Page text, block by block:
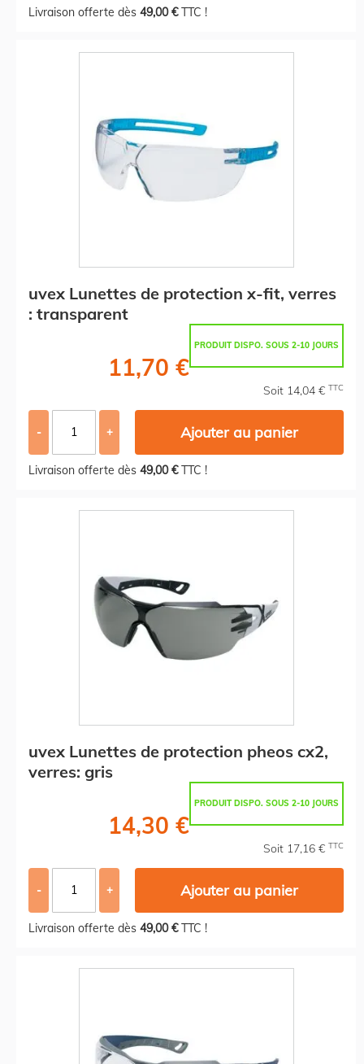
Livraison offerte dès 49,00 €TTC !
uvex Lunettes de protection x-fit, verres
: transparent
PRODUIT DISPO. SOUS 2-10 JOURS
11,70 €
Soit 14,04 € TTC
- + Ajouter au panier
Livraison offerte dès 49,00 €TTC !
uvex Lunettes de protection pheos cx2,
verres: gris
PRODUIT DISPO. SOUS 2-10 JOURS
14,30 €
Soit 17,16 € TTC
- + Ajouter au panier
Livraison offerte dès 49,00 €TTC !